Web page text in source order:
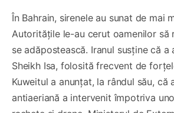
În Bahrain, sirenele au sunat de mai
Autoritățile le-au cerut oamenilor să
se adăpostească. Iranul susține că a
Sheikh Isa, folosită frecvent de
Kuweitul a anunțat, la rândul său, că
antiaeriană a intervenit împotriva